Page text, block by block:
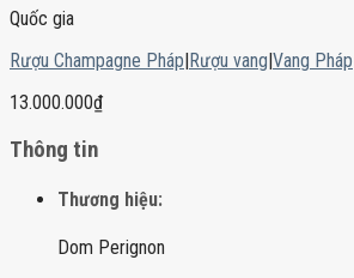
Quốc gia
Rượu Champagne Pháp|Rượu vang|Vang Pháp
13.000.000₫
Thông tin
Thương hiệu:
Dom Perignon